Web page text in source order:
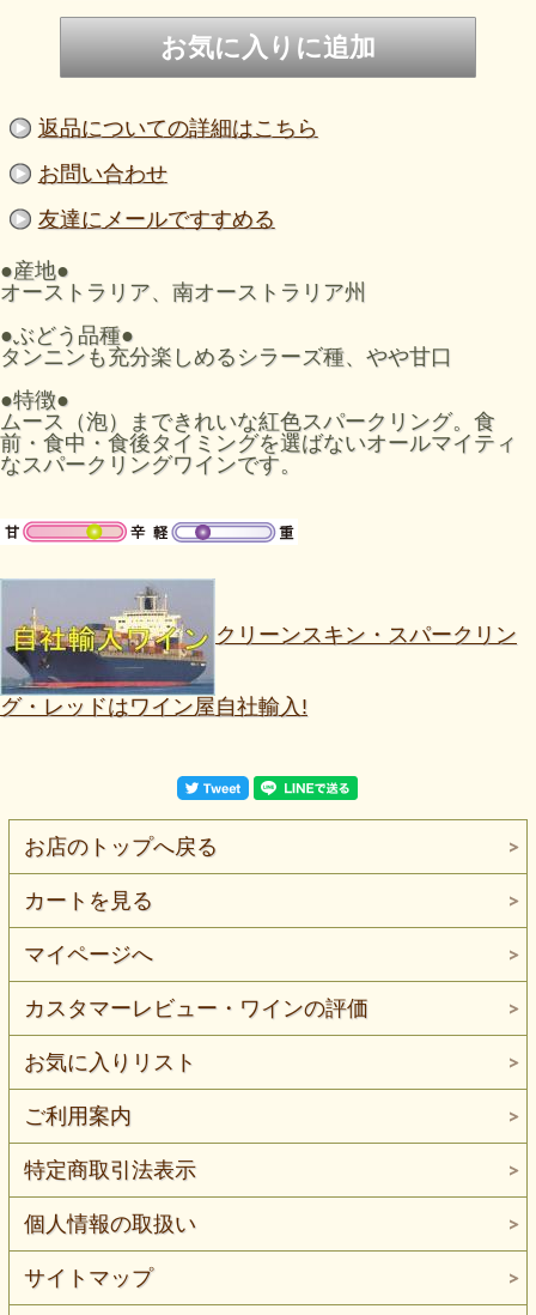
新しいワインのかたち「クリーンスキン」。高品質低
価格。毎日ワインを飲むあなたのために新発売！オー
ストラリア＆ニュージーランドから直輸入。
「クリーンスキンワイン」はワイナリーのラベル（エ
チケット）や装飾がボトルの表面になく、裏面のアル
コール度数や製造元など法的に記載しなければならな
い情報のみ掲載されたワインです。品質になんら問題
なく美味しいワインを安価に楽しめます。
1960年代からワインの供給を調整するために販売さ
れていました。2000年代に入り、この高品質で低価
今ではオージーの食卓には欠かせないものとなってい
ます。
当社ではオーストラリアとニュージーランドから約15
年前から輸入をしております。毎日飲むデイリーワイ
ンとして、ワインカクテルに、またオリジナルラベル
を作成したりと、使い方次第で楽しみ方が広がりま
返品についての詳細はこちら
お問い合わせ
友達にメールですすめる
●産地●
オーストラリア、南オーストラリア州
●ぶどう品種●
タンニンも充分楽しめるシラーズ種、やや甘口
●特徴●
ムース（泡）まできれいな紅色スパークリング。食
前・食中・食後タイミングを選ばないオールマイティ
なスパークリングワインです。
クリーンスキン・スパークリン
グ・レッドはワイン屋自社輸入!
お店のトップへ戻る
カートを見る
マイページへ
カスタマーレビュー・ワインの評価
お気に入りリスト
ご利用案内
特定商取引法表示
個人情報の取扱い
サイトマップ